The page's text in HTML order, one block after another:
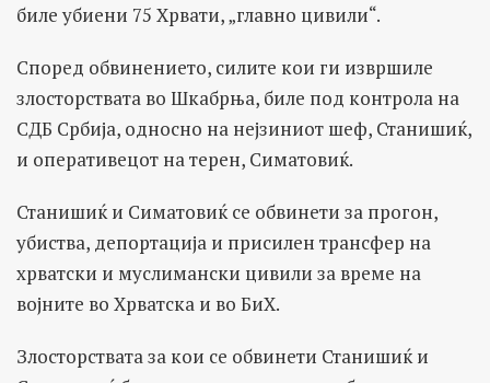
биле убиени 75 Хрвати, „главно цивили“.
Според обвинението, силите кои ги извршиле
злосторствата во Шкабрња, биле под контрола на
СДБ Србија, односно на нејзиниот шеф, Станишиќ,
и оперативецот на терен, Симатовиќ.
Станишиќ и Симатовиќ се обвинети за прогон,
убиства, депортација и присилен трансфер на
хрватски и муслимански цивили за време на
војните во Хрватска и во БиХ.
Злосторствата за кои се обвинети Станишиќ и